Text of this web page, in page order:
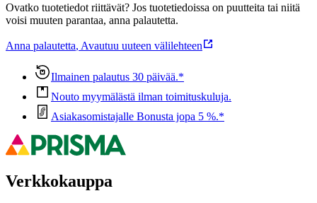
Ovatko tuotetiedot riittävät? Jos tuotetiedoissa on puutteita tai niitä
voisi muuten parantaa, anna palautetta.
Anna palautetta, Avautuu uuteen välilehteen
Ilmainen palautus 30 päivää.*
Nouto myymälästä ilman toimituskuluja.
Asiakasomistajalle Bonusta jopa 5 %.*
Verkkokauppa